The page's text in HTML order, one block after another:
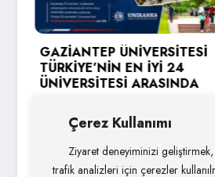
Çerez Kullanımı
Ziyaret deneyiminizi
trafik analizleri için çerezler
İYİ 24
4 Ağustos